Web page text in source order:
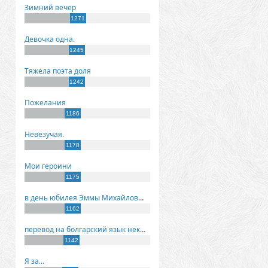
Зимний вечер
1271
Девочка одна.
1245
Тяжела поэта доля
1242
Пожелания
1186
Невезучая.
1178
Мои героини
1175
в день юбилея Эммы Михайловны Киселевой
1162
перевод на болгарский язык некоторых моих стихов
1142
Я за...